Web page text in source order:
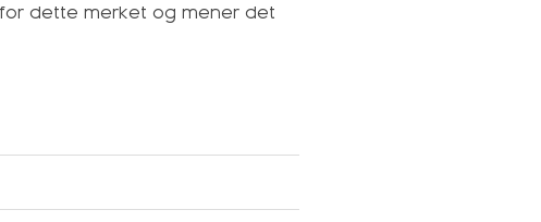
dette merket og mener det